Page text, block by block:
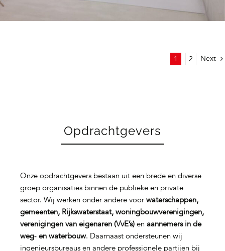
1 2 Next
Opdrachtgevers
Onze opdrachtgevers bestaan uit een brede en diverse
groep organisaties binnen de publieke en private
sector. Wij werken onder andere voor waterschappen,
gemeenten, Rijkswaterstaat, woningbouwverenigingen,
verenigingen van eigenaren (VvE’s)en aannemers in de
weg‑ en waterbouw. Daarnaast ondersteunen wij
ingenieursbureaus en andere professionele partijen bij